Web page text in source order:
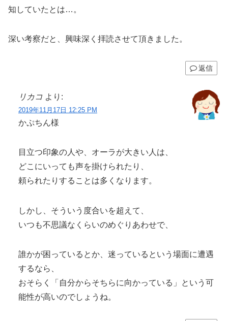
知していたとは…。
深い考察だと、興味深く拝読させて頂きました。
返信
リカコ より:
2019年11月17日 12:25 PM
かぷちん様
目立つ印象の人や、オーラが大きい人は、
どこにいっても声を掛けられたり、
頼られたりすることは多くなります。
しかし、そういう度合いを超えて、
いつも不思議なくらいのめぐりあわせで、
誰かが困っているとか、迷っているという場面に遭遇
するなら、
おそらく「自分からそちらに向かっている」という可
能性が高いのでしょうね。